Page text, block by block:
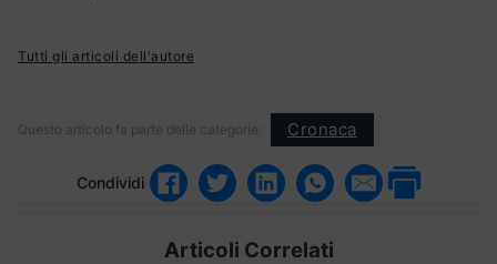
Tutti gli articoli dell'autore
Questo articolo fa parte delle categorie: Cronaca
Condividi
Articoli Correlati